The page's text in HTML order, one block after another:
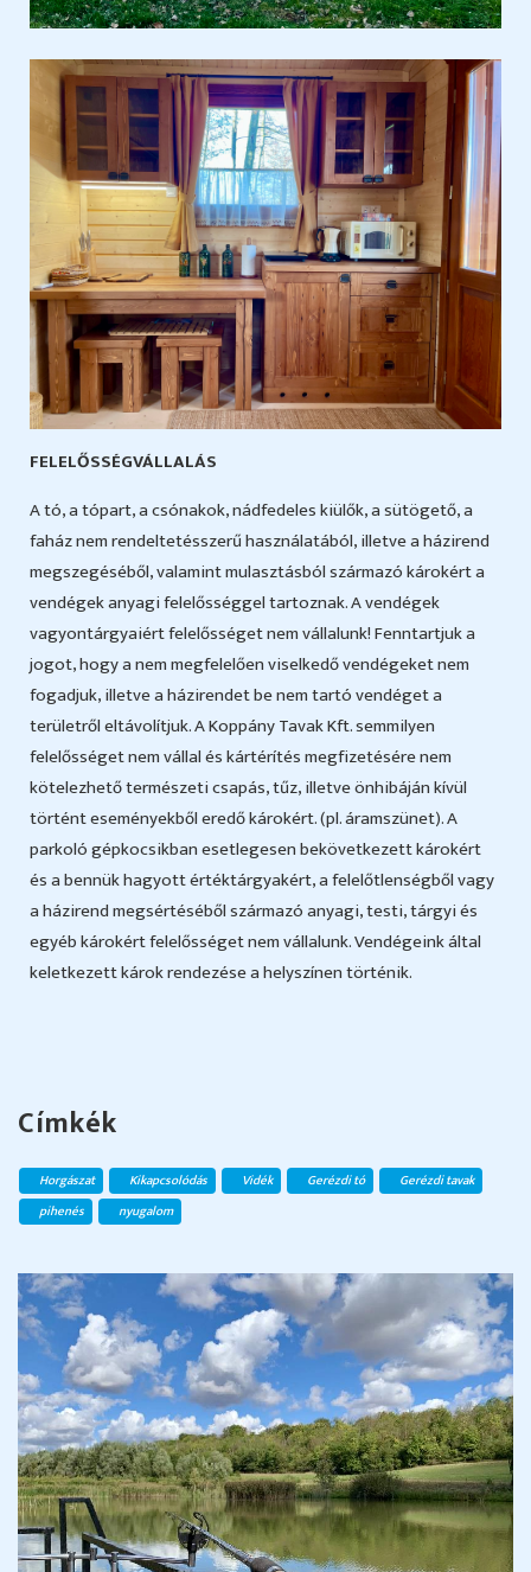
FELELŐSSÉGVÁLLALÁS
A tó, a tópart, a csónakok, nádfedeles kiülők, a sütögető, a
faház nem rendeltetésszerű használatából, illetve a házirend
megszegéséből, valamint mulasztásból származó károkért a
vendégek anyagi felelősséggel tartoznak. A vendégek
vagyontárgyaiért felelősséget nem vállalunk! Fenntartjuk a
jogot, hogy a nem megfelelően viselkedő vendégeket nem
fogadjuk, illetve a házirendet be nem tartó vendéget a
területről eltávolítjuk. A Koppány Tavak Kft. semmilyen
felelősséget nem vállal és kártérítés megfizetésére nem
kötelezhető természeti csapás, tűz, illetve önhibáján kívül
történt eseményekből eredő károkért. (pl. áramszünet). A
parkoló gépkocsikban esetlegesen bekövetkezett károkért
és a bennük hagyott értéktárgyakért, a felelőtlenségből vagy
a házirend megsértéséből származó anyagi, testi, tárgyi és
egyéb károkért felelősséget nem vállalunk. Vendégeink által
keletkezett károk rendezése a helyszínen történik.
Címkék
Horgászat Kikapcsolódás Vidék Gerézdi tó
Gerézdi tavak
pihenés
nyugalom